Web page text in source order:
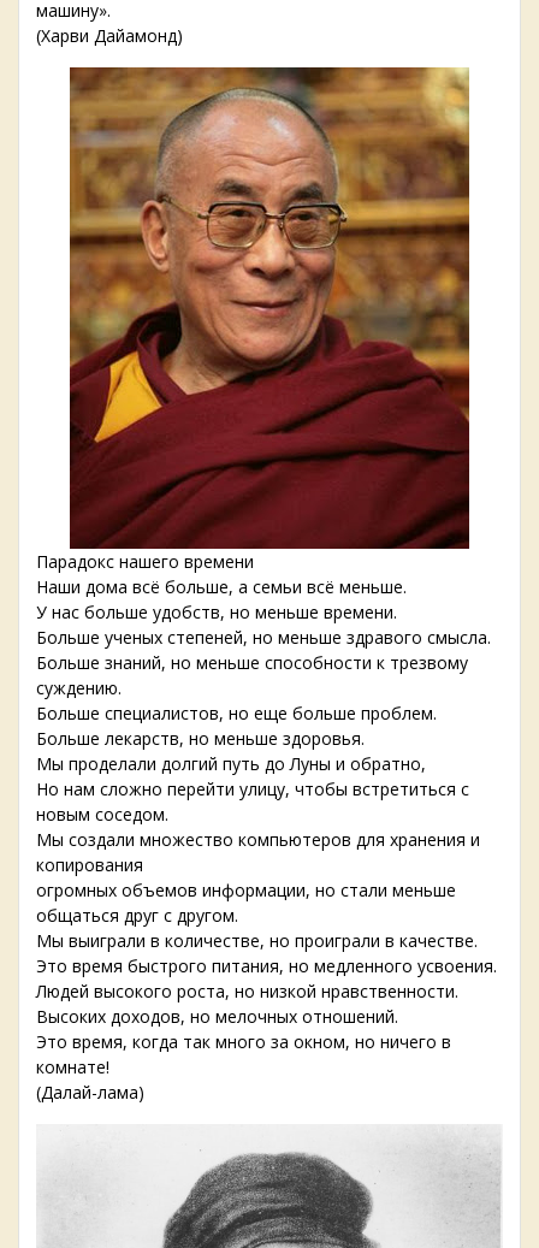
машину».
(Харви Дайамонд)
Парадокс нашего времени
Наши дома всё больше, а семьи всё меньше.
У нас больше удобств, но меньше времени.
Больше ученых степеней, но меньше здравого смысла.
Больше знаний, но меньше способности к трезвому
суждению.
Больше специалистов, но еще больше проблем.
Больше лекарств, но меньше здоровья.
Мы проделали долгий путь до Луны и обратно,
Но нам сложно перейти улицу, чтобы встретиться с
новым соседом.
Мы создали множество компьютеров для хранения и
копирования
огромных объемов информации, но стали меньше
общаться друг с другом.
Мы выиграли в количестве, но проиграли в качестве.
Это время быстрого питания, но медленного усвоения.
Людей высокого роста, но низкой нравственности.
Высоких доходов, но мелочных отношений.
Это время, когда так много за окном, но ничего в
комнате!
(Далай-лама)